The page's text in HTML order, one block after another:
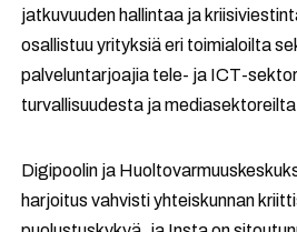
jatkuvuuden hallintaa ja
osallistuu yrityksiä eri toimialoilta
palveluntarjoajia tele- ja ICT-
turvallisuudesta ja
Digipoolin ja
harjoitus vahvisti yhteiskunnan